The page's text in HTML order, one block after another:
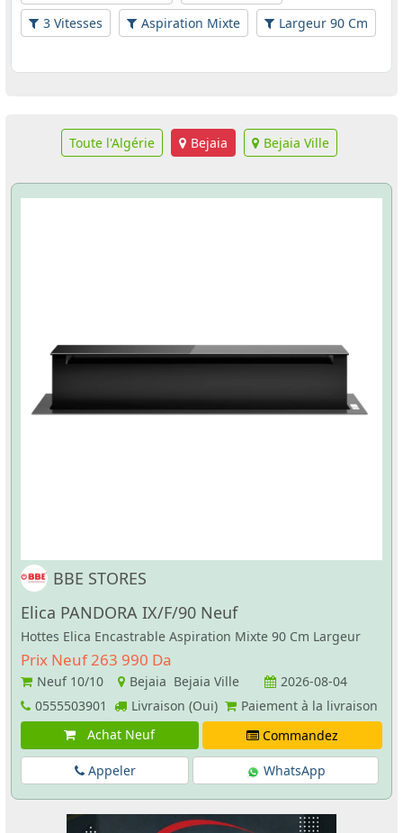
3 Vitesses
Aspiration Mixte Largeur 90 Cm
Toute l'Algérie Bejaia Bejaia Ville
BBE STORES
Elica PANDORA IX/F/90 Neuf
Hottes Elica Encastrable Aspiration Mixte 90 Cm Largeur
Prix Neuf 263 990 Da
Neuf 10/10 Bejaia Bejaia Ville
2026-08-04
0555503901
Livraison (Oui)
Paiement à la livraison
Achat Neuf
Commandez
Appeler WhatsApp